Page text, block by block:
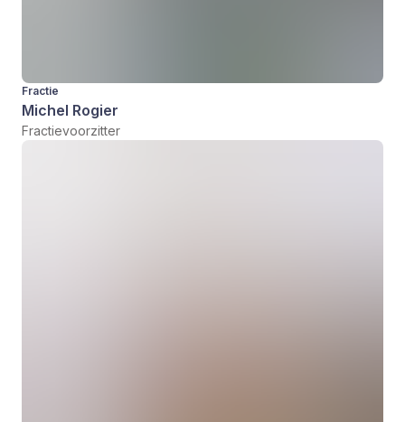
Fractie
Michel Rogier
Fractievoorzitter